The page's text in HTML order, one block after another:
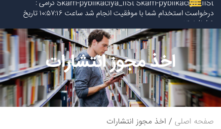
Narkolog na dom_ziOa Narkolog na dom_ziOa گرامی :
درخواست استخدام شما با موفقیت انجام شد ساعت ۵:۱۴:۲۱ تاریخ
۱۴۰۵/۵/۱۶
Narkolog na dom_zzsr Narkolog na dom_zzsr گرامی :
درخواست استخدام شما با موفقیت انجام شد ساعت ۳:۴۸:۵۴ تاریخ
۱۴۰۵/۵/۱۶
Narkolog na dom_ouOn Narkolog na dom_ouOn گرامی :
درخواست استخدام شما با موفقیت انجام شد ساعت ۳:۱۶:۴۱ تاریخ
۱۴۰۵/۵/۱۶
Narkolog na dom_fpma Narkolog na dom_fpma گرامی :
درخواست استخدام شما با موفقیت انجام شد ساعت ۲۳:۳۴:۴۶ تاریخ
۱۴۰۵/۵/۱۵
اخذ مجوز انتشارات
صفحه اصلی اخذ مجوز انتشارات